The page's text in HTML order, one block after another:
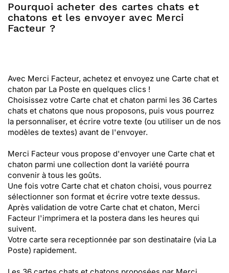
Pourquoi acheter des cartes chats et
chatons et les envoyer avec Merci
Facteur ?
Avec Merci Facteur, achetez et envoyez une Carte chat et
chaton par La Poste en quelques clics !
Choisissez votre Carte chat et chaton parmi les 36 Cartes
chats et chatons que nous proposons, puis vous pourrez
la personnaliser, et écrire votre texte (ou utiliser un de nos
modèles de textes) avant de l'envoyer.
Merci Facteur vous propose d'envoyer une Carte chat et
chaton parmi une collection dont la variété pourra
convenir à tous les goûts.
Une fois votre Carte chat et chaton choisi, vous pourrez
sélectionner son format et écrire votre texte dessus.
Après validation de votre Carte chat et chaton, Merci
Facteur l'imprimera et la postera dans les heures qui
suivent.
Votre carte sera receptionnée par son destinataire (via La
Poste) rapidement.